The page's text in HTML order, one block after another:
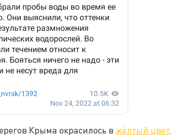
Крыма окрасилось в жёлтый цвет.